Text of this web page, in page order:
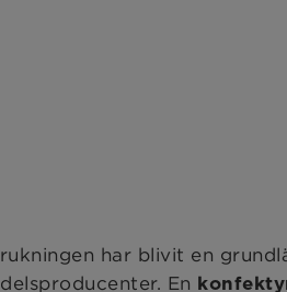
har blivit en
En